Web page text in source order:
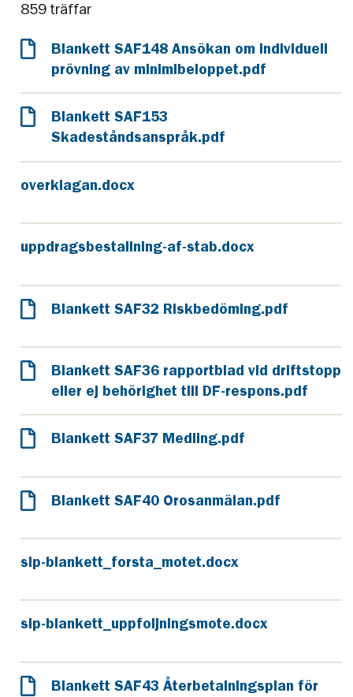
859 träffar
Blankett SAF148 Ansökan om individuell
prövning av minimibeloppet.pdf
Blankett SAF153
Skadeståndsanspråk.pdf
overklagan.docx
uppdragsbestallning-af-stab.docx
Blankett SAF32 Riskbedöming.pdf
Blankett SAF36 rapportblad vid driftstopp
eller ej behörighet till DF-respons.pdf
Blankett SAF37 Medling.pdf
Blankett SAF40 Orosanmälan.pdf
sip-blankett_forsta_motet.docx
sip-blankett_uppfoljningsmote.docx
Blankett SAF43 Återbetalningsplan för